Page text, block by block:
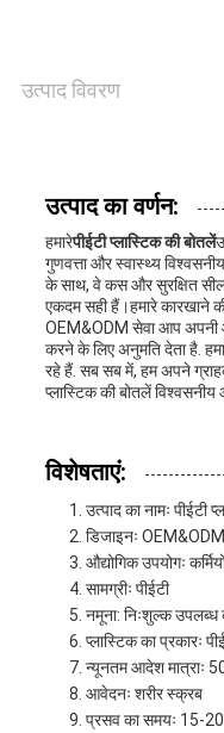
साइटमैप
PRIVACY
उत्पाद विवरण
उत्पाद का वर्णन:
हमारेपीईटी प्लास्टिक की बोतलें
गुणवत्ता और स्वास्थ्य
के साथ, वे कस और सुरक्षित
एकदम सही हैं।हमारे कारखाने
OEM&ODM सेवा आप
करने के लिए अनुमति देता है.
रहे हैं. सब सब में, हम अपने
प्लास्टिक की बोतलें
विशेषताएं:
उत्पाद का नामः पीईटी
डिजाइनः OEM&ODM
औद्योगिक उपयोगः
सामग्रीः पीईटी
नमूना: निःशुल्क उपलब्ध
प्लास्टिक का प्रकारः
न्यूनतम आदेश मात्राः
आवेदनः शरीर स्क्रब
प्रसव का समयः 15-20